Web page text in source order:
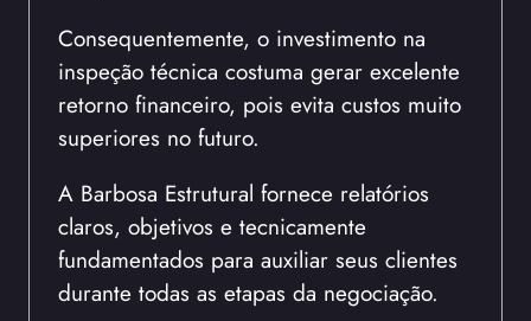
Consequentemente, o investimento na
inspeção técnica costuma gerar excelente
retorno financeiro, pois evita custos muito
superiores no futuro.
A Barbosa Estrutural fornece relatórios
claros, objetivos e tecnicamente
fundamentados para auxiliar seus clientes
durante todas as etapas da negociação.